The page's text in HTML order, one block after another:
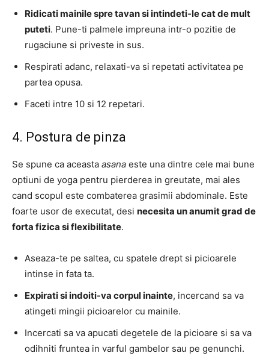
Ridicati mainile spre tavan si intindeti-le cat de mult
puteti. Pune-ti palmele impreuna intr-o pozitie de
rugaciune si priveste in sus.
Respirati adanc, relaxati-va si repetati activitatea pe
partea opusa.
Faceti intre 10 si 12 repetari.
4. Postura de pinza
Se spune ca aceasta asana este una dintre cele mai bune
optiuni de yoga pentru pierderea in greutate, mai ales
cand scopul este combaterea grasimii abdominale. Este
foarte usor de executat, desi necesita un anumit grad de
forta fizica si flexibilitate.
Aseaza-te pe saltea, cu spatele drept si picioarele
intinse in fata ta.
Expirati si indoiti-va corpul inainte, incercand sa va
atingeti mingii picioarelor cu mainile.
Incercati sa va apucati degetele de la picioare si sa va
odihniti fruntea in varful gambelor sau pe genunchi.